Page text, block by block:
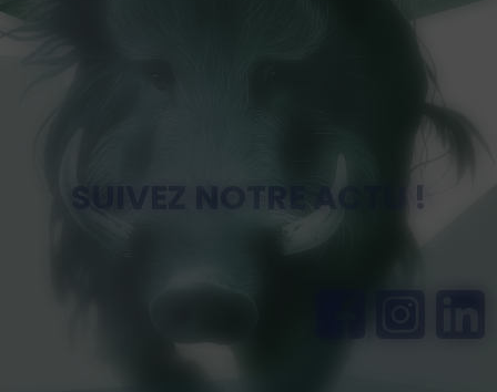
SUIVEZ NOTRE ACTU !